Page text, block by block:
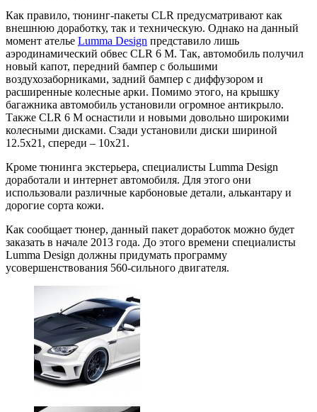
Как правило, тюнинг-пакеты CLR предусматривают как
внешнюю доработку, так и техническую. Однако на данный
момент ателье Lumma Design представило лишь
аэродинамический обвес CLR 6 M. Так, автомобиль получил
новый капот, передний бампер с большими
воздухозаборниками, задний бампер с диффузором и
расширенные колесные арки. Помимо этого, на крышку
багажника автомобиль установили огромное антикрыло.
Также CLR 6 M оснастили и новыми довольно широкими
колесными дисками. Сзади установили диски шириной
12.5x21, спереди – 10х21.
Кроме тюнинга экстерьера, специалисты Lumma Design
доработали и интернет автомобиля. Для этого они
использовали различные карбоновые детали, алькантару и
дорогие сорта кожи.
Как сообщает тюнер, данный пакет доработок можно будет
заказать в начале 2013 года. До этого времени специалисты
Lumma Design должны придумать программу
усовершенствования 560-сильного двигателя.